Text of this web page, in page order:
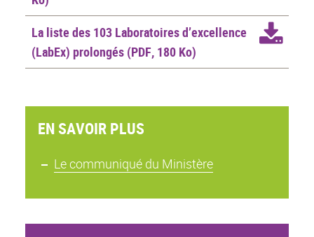
La liste des 103 Laboratoires d’excellence
(LabEx) prolongés (PDF, 180 Ko)
EN SAVOIR PLUS
Le communiqué du Ministère